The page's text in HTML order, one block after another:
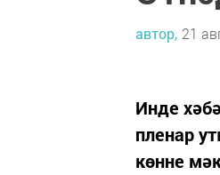
автор, 21
Инде
пленар
көнне